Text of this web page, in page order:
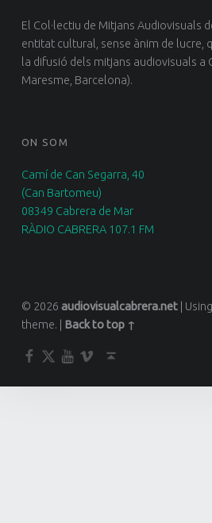
El Col·lectiu de Mitjans Audiovisuals
entitat cultural, sense ànim de lucre,
la difusió dels mitjans audiovisuals a
Maresme, Barcelona).
ON SOM
Camí de Can Segarra, 40
(Can Bartomeu)
08349 Cabrera de Mar
RÀDIO CABRERA 107.1 FM
© 2026 audiovisualcabrera.net Using
theme.
Back to top ↑
Facebook
TwitterYouTube
Vimeo